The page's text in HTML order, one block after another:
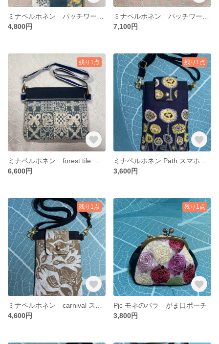
4,800円
7,100円
残り1点
6,600円
残り1点
3,600円
残り1点
4,600円
残り1点
Pjc モネのバラ がま口ポーチ
3,800円